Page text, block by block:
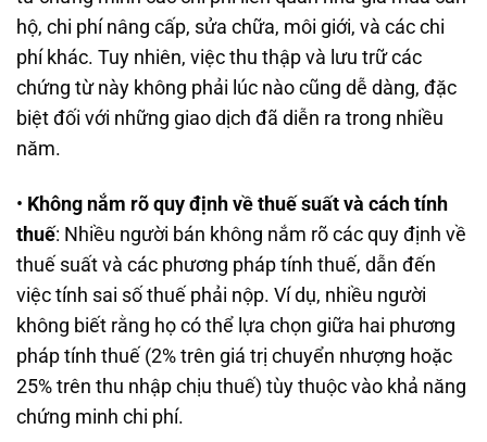
hộ, chi phí nâng cấp, sửa chữa, môi giới, và các chi
phí khác. Tuy nhiên, việc thu thập và lưu trữ các
chứng từ này không phải lúc nào cũng dễ dàng, đặc
biệt đối với những giao dịch đã diễn ra trong nhiều
năm.
• Không nắm rõ quy định về thuế suất và cách tính
thuế: Nhiều người bán không nắm rõ các quy định về
thuế suất và các phương pháp tính thuế, dẫn đến
việc tính sai số thuế phải nộp. Ví dụ, nhiều người
không biết rằng họ có thể lựa chọn giữa hai phương
pháp tính thuế (2% trên giá trị chuyển nhượng hoặc
25% trên thu nhập chịu thuế) tùy thuộc vào khả năng
chứng minh chi phí.